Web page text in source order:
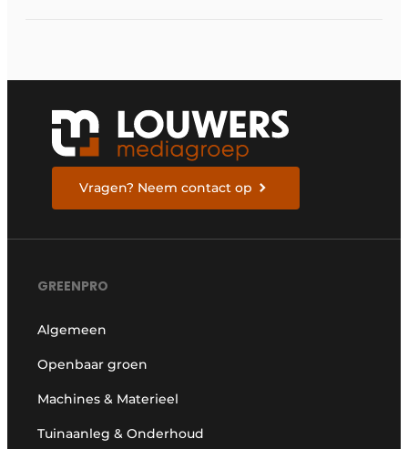
Vragen? Neem contact op
GREENPRO
Algemeen
Openbaar groen
Machines & Materieel
Tuinaanleg & Onderhoud